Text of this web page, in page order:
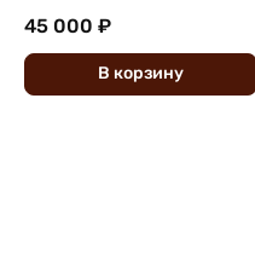
45 000 ₽
В корзину